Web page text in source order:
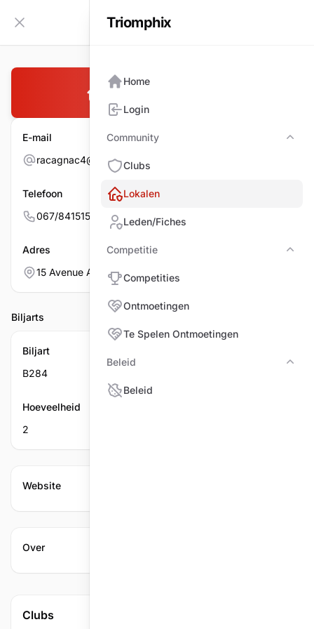
Zijbalk inklappen
BC NIVELLOIS
E-mail
racagnac4@hotmail.com
Telefoon
067/841515
Adres
15 Avenue Albert-Elisabeth, 1400 NIVELLES
Biljarts
Biljart
B284
Hoeveelheid
2
Website
Over
Clubs
Triomphix
Home
Login
Community
Clubs
Lokalen
Leden/Fiches
Competitie
Competities
Ontmoetingen
Te Spelen Ontmoetingen
Beleid
Beleid